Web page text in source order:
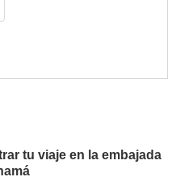
tu viaje en la embajada